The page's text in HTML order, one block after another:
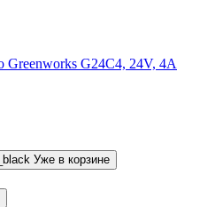
Greenworks G24C4, 24V, 4А
Уже в корзине